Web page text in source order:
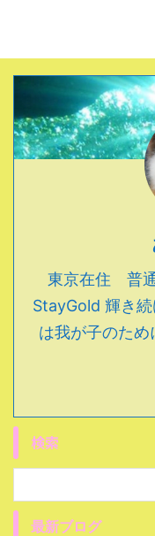
東京在住 普通
StayGold 輝き
は我が子のた
検索
最新ブログ